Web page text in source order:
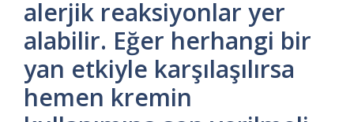
alerjik reaksiyonlar yer
alabilir. Eğer herhangi bir
yan etkiyle karşılaşılırsa
hemen kremin